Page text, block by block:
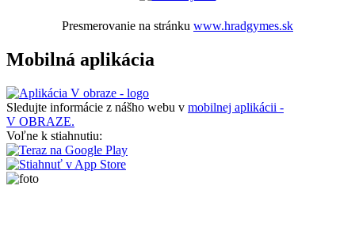
Presmerovanie na stránku www.hradgymes.sk
Mobilná aplikácia
Sledujte informácie z nášho webu v mobilnej aplikácii -
V OBRAZE.
Voľne k stiahnutiu: